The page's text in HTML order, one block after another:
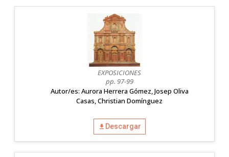
EXPOSICIONES
pp. 97-99
Autor/es: Aurora Herrera Gómez, Josep Oliva
Casas, Christian Domínguez
Descargar